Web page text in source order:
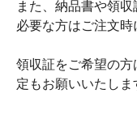
また、納品書や領
必要な方はご注文時
領収証をご希望の
定もお願いいたしま